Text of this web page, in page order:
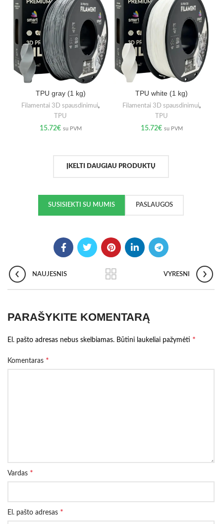
TPU gray (1 kg)
Filamentai 3D spausdinimui,
TPU
15.72€ su PVM
TPU white (1 kg)
Filamentai 3D spausdinimui,
TPU
15.72€ su PVM
ĮKELTI DAUGIAU PRODUKTŲ
SUSISIEKTI SU MUMIS PASLAUGOS
NAUJESNIS VYRESNI
PARAŠYKITE KOMENTARĄ
El. pašto adresas nebus skelbiamas. Būtini laukeliai pažymėti *
Komentaras *
Vardas *
El. pašto adresas *